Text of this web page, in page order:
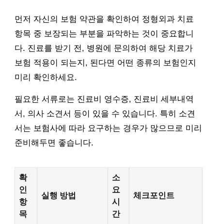
먼저 자신의 보험 약관을 확인하여 정형외과 치료
항목 중 보장되는 부분을 파악하는 것이 중요합니
다. 진료를 받기 전, 병원에 문의하여 해당 치료가
보험 적용이 되는지, 된다면 어떤 종류의 보험인지
미리 확인하세요.
필요한 서류로는 진료비 영수증, 진료비 세부내역
서, 의사 소견서 등이 있을 수 있습니다. 특히 소견
서는 보험사에 따라 요구하는 경우가 많으므로 미리
준비해두면 좋습니다.
확
인
항
목
실행 방법
소
요
시
간
체크포인트